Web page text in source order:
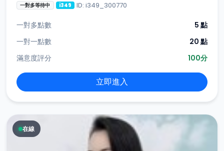
一對多等待中 i349 ID: i349_300770
一對多點數
5 點
一對一點數
20 點
滿意度評分
100分
立即進入
在線